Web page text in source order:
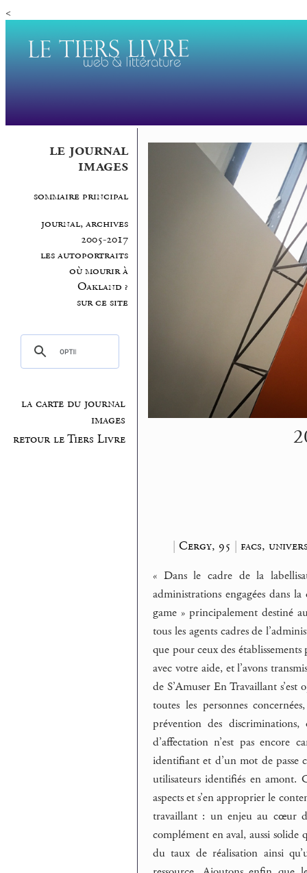
<
le journal
images
sommaire principal
journal, archives
2005-2017
les autoportraits
où mourir à
Oakland ?
sur ce site
la carte du journal
images
retour le Tiers Livre
| Cergy, 95 | facs,
« Dans le cadre de la
administrations engagées dans
game » principalement destiné
tous les agents cadres de
que pour ceux des
avec votre aide, et l’avons
de S’Amuser En Travaillant
toutes les personnes
prévention des
d’affectation n’est pas encore
identifiant et d’un mot de passe
utilisateurs identifiés en amont.
aspects et s’en approprier le
travaillant : un enjeu au cœur
complément en aval, aussi
du taux de réalisation ainsi